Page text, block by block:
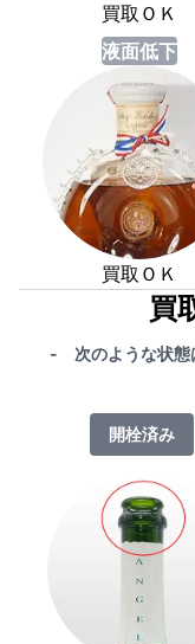
買取ＯＫ
液面低下
買取ＯＫ
買
- 次のような状態
開栓済み